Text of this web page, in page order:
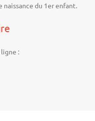
naissance du 1er enfant.
: